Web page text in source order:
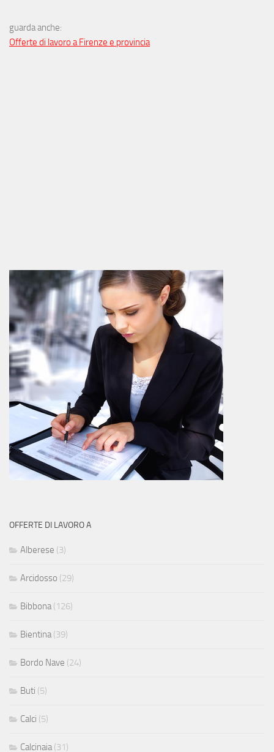
guarda anche:
Offerte di lavoro a Firenze e provincia
OFFERTE DI LAVORO A
Alberese (3)
Arcidosso (29)
Bibbona (126)
Bientina (39)
Bordo Nave (24)
Buti (5)
Calci (5)
Calcinaia (31)